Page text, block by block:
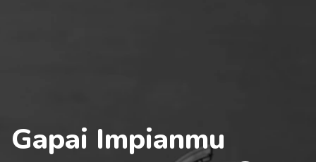
Gapai Impianmu